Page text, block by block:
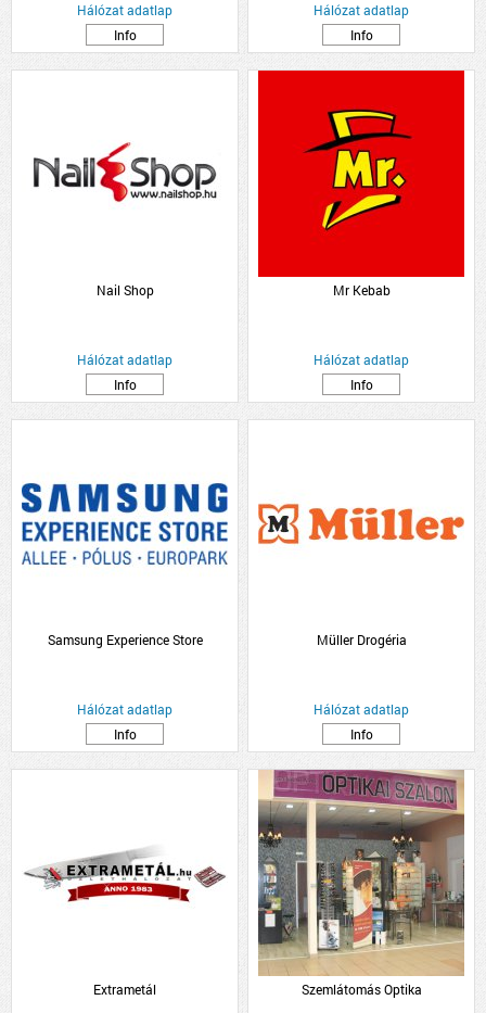
Hálózat adatlap
Info
Hálózat adatlap
Info
Nail Shop
Hálózat adatlap
Info
Mr Kebab
Hálózat adatlap
Info
Samsung Experience Store
Hálózat adatlap
Info
Müller Drogéria
Hálózat adatlap
Info
Extrametál Szemlátomás Optika